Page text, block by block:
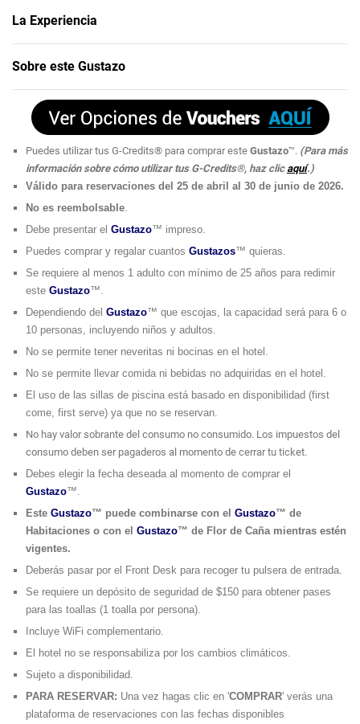
La Experiencia
Si quieres sorprender a tu familia y ver a tus hijos sonreír como
divertidas opciones para grandes y chicos. ¡Disfruta de una estadía
inolvidable con este
Si quieres probar tu suerte, date la vuelta por el Casino Real.
Con fácil acceso a la autopista 52, desde el hotel puedes
la Ruta del Corazón Criollo.
Sobre este Gustazo
Puedes utilizar tus G-Credits® para comprar este Gustazo™. (Para más
información sobre cómo utilizar tus G-Credits®, haz clic aquí.)
Válido para reservaciones del 25 de abril al 30 de junio de 2026.
No es reembolsable.
Debe presentar el Gustazo™ impreso.
Puedes comprar y regalar cuantos Gustazos™ quieras.
Se requiere al menos 1 adulto con mínimo de 25 años para redimir
este Gustazo™.
Dependiendo del Gustazo™ que escojas, la capacidad será para 6 o
10 personas, incluyendo niños y adultos.
No se permite tener neveritas ni bocinas en el hotel.
No se permite llevar comida ni bebidas no adquiridas en el hotel.
El uso de las sillas de piscina está basado en disponibilidad (first
come, first serve) ya que no se reservan.
No hay valor sobrante del consumo no consumido. Los impuestos del
consumo deben ser pagaderos al momento de cerrar tu ticket.
Debes elegir la fecha deseada al momento de comprar el
Gustazo™.
Este Gustazo™ puede combinarse con el Gustazo™ de
Habitaciones o con el Gustazo™ de Flor de Caña mientras estén
vigentes.
Deberás pasar por el Front Desk para recoger tu pulsera de entrada.
Se requiere un depósito de seguridad de $150 para obtener pases
para las toallas (1 toalla por persona).
Incluye WiFi complementario.
El hotel no se responsabiliza por los cambios climáticos.
Sujeto a disponibilidad.
PARA RESERVAR: Una vez hagas clic en 'COMPRAR' verás una
plataforma de reservaciones con las fechas disponibles